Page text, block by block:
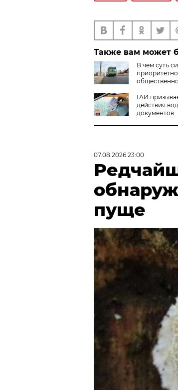
Также вам может
В чем суть
ГАИ
действия
документов
07.08.2026 23:00
пуще